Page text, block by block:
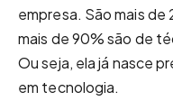
empresa. São mais
mais de 90% são de
Ou seja, ela já nasce
em tecnologia.